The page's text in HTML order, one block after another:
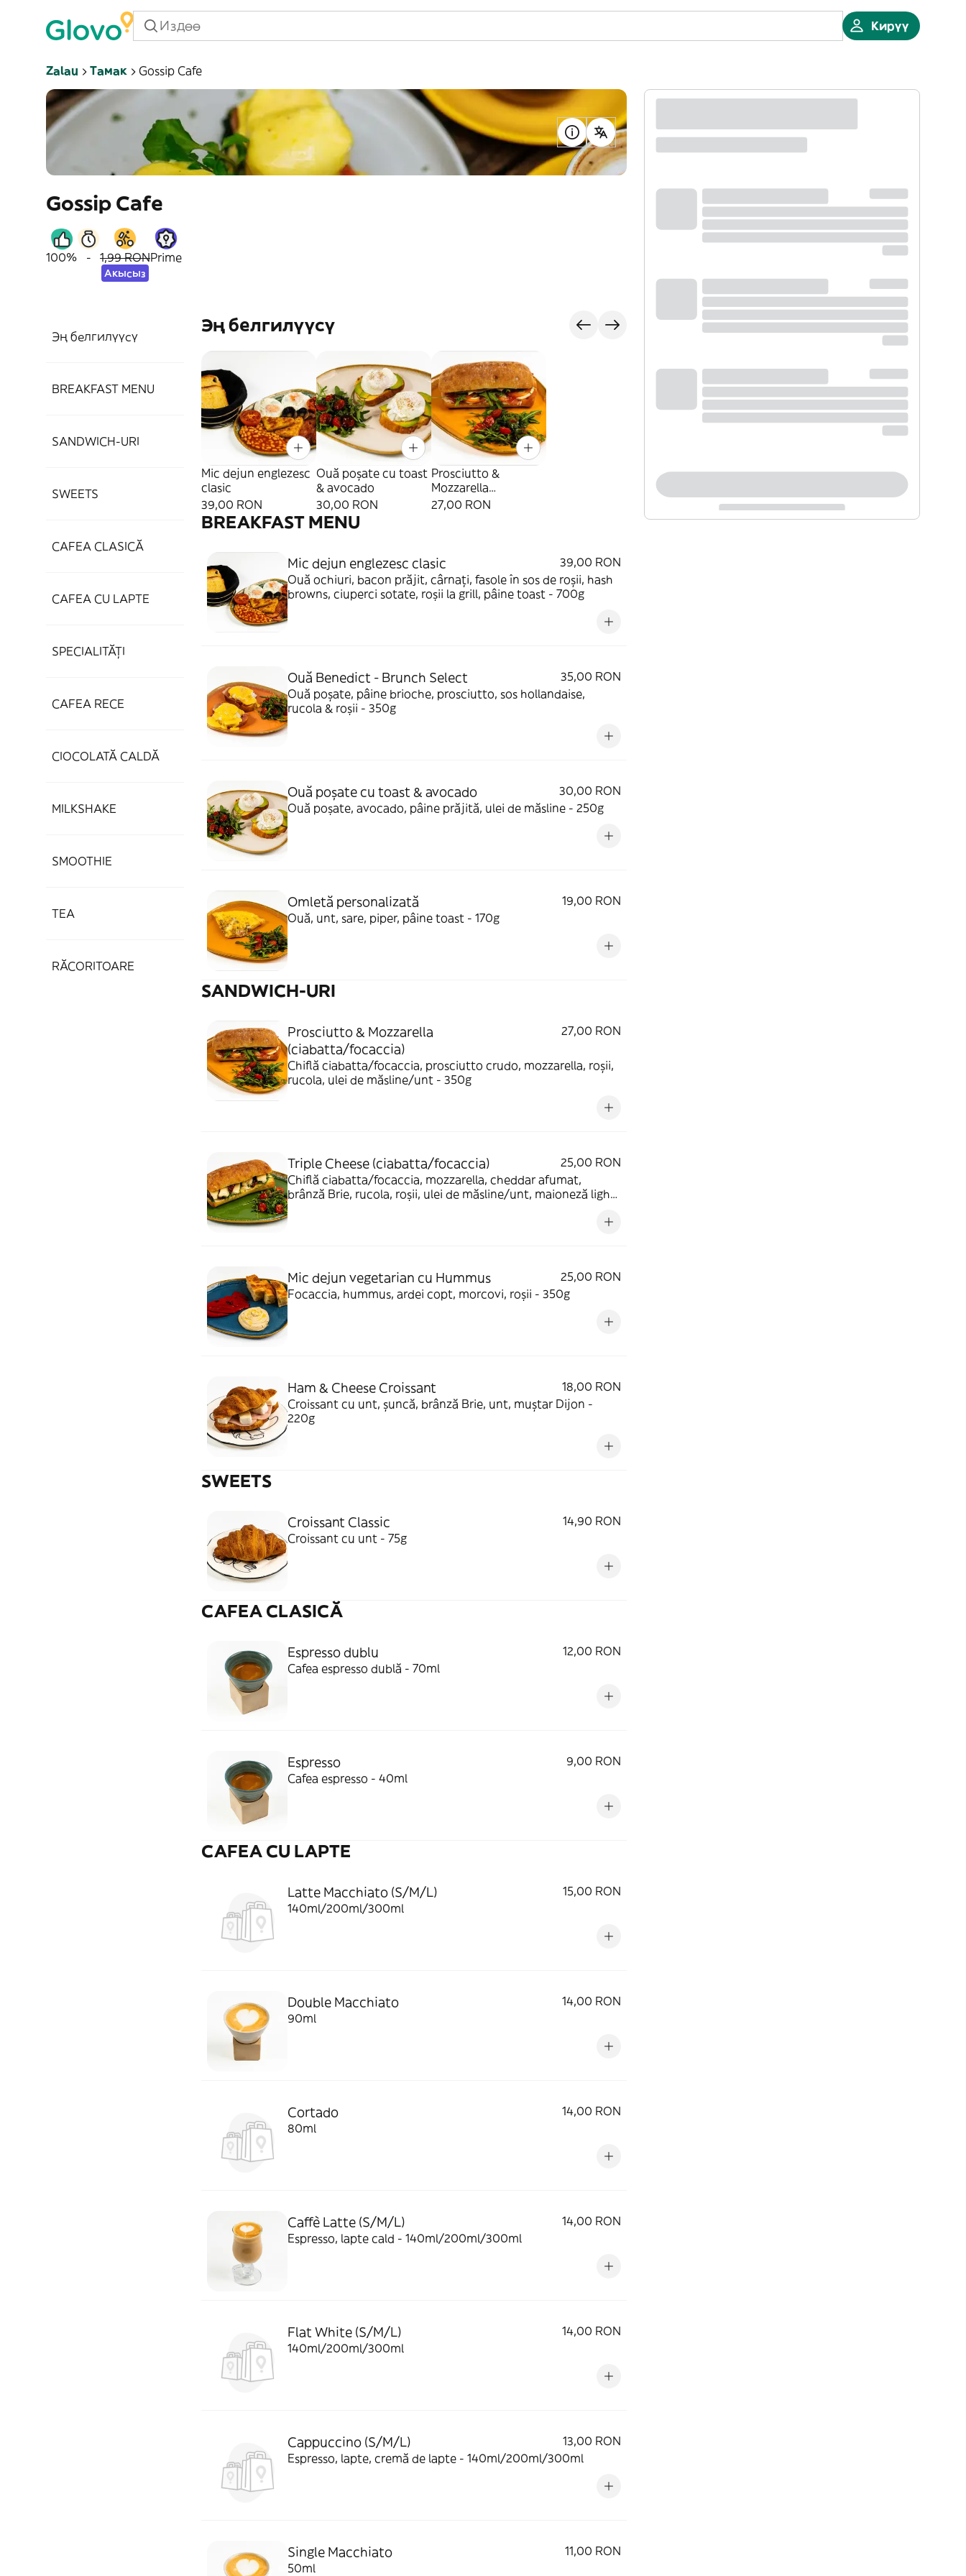
Кирүү
Zalau Тамак Gossip Cafe
Gossip Cafe
100% - 1,99 RON
Акысыз
Prime
Эң белгилүүсү
BREAKFAST MENU
SANDWICH-URI
SWEETS
CAFEA CLASICĂ
CAFEA CU LAPTE
SPECIALITĂȚI
CAFEA RECE
CIOCOLATĂ CALDĂ
MILKSHAKE
SMOOTHIE
TEA
RĂCORITOARE
Эң белгилүүсү
Mic dejun englezesc
clasic
39,00 RON
Ouă poșate cu toast
& avocado
30,00 RON
Prosciutto &
Mozzarella
(ciabatta/focaccia)
27,00 RON
BREAKFAST MENU
Mic dejun englezesc clasic
39,00 RON
Ouă ochiuri, bacon prăjit, cârnați, fasole în sos de roșii, hash
browns, ciuperci sotate, roșii la grill, pâine toast - 700g
Ouă Benedict - Brunch Select
35,00 RON
Ouă poșate, pâine brioche, prosciutto, sos hollandaise,
rucola & roșii - 350g
Ouă poșate cu toast & avocado
30,00 RON
Ouă poșate, avocado, pâine prăjită, ulei de măsline - 250g
Omletă personalizată
19,00 RON
Ouă, unt, sare, piper, pâine toast - 170g
SANDWICH-URI
Prosciutto & Mozzarella
(ciabatta/focaccia)
27,00 RON
Chiflă ciabatta/focaccia, prosciutto crudo, mozzarella, roșii,
rucola, ulei de măsline/unt - 350g
Triple Cheese (ciabatta/focaccia)
25,00 RON
Chiflă ciabatta/focaccia, mozzarella, cheddar afumat,
brânză Brie, rucola, roșii, ulei de măsline/unt, maioneză light
Mic dejun vegetarian cu Hummus
25,00 RON
Focaccia, hummus, ardei copt, morcovi, roșii - 350g
Ham & Cheese Croissant
18,00 RON
Croissant cu unt, șuncă, brânză Brie, unt, muștar Dijon -
220g
SWEETS
Croissant Classic
14,90 RON
Croissant cu unt - 75g
CAFEA CLASICĂ
Espresso dublu
12,00 RON
Cafea espresso dublă - 70ml
Espresso
9,00 RON
Cafea espresso - 40ml
CAFEA CU LAPTE
Latte Macchiato (S/M/L)
15,00 RON
140ml/200ml/300ml
Double Macchiato
14,00 RON
90ml
Cortado
14,00 RON
80ml
Caffè Latte (S/M/L)
14,00 RON
Espresso, lapte cald - 140ml/200ml/300ml
Flat White (S/M/L)
14,00 RON
140ml/200ml/300ml
Cappuccino (S/M/L)
13,00 RON
Espresso, lapte, cremă de lapte - 140ml/200ml/300ml
Single Macchiato
11,00 RON
50ml